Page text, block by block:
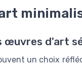
œuvres d'art
un choix